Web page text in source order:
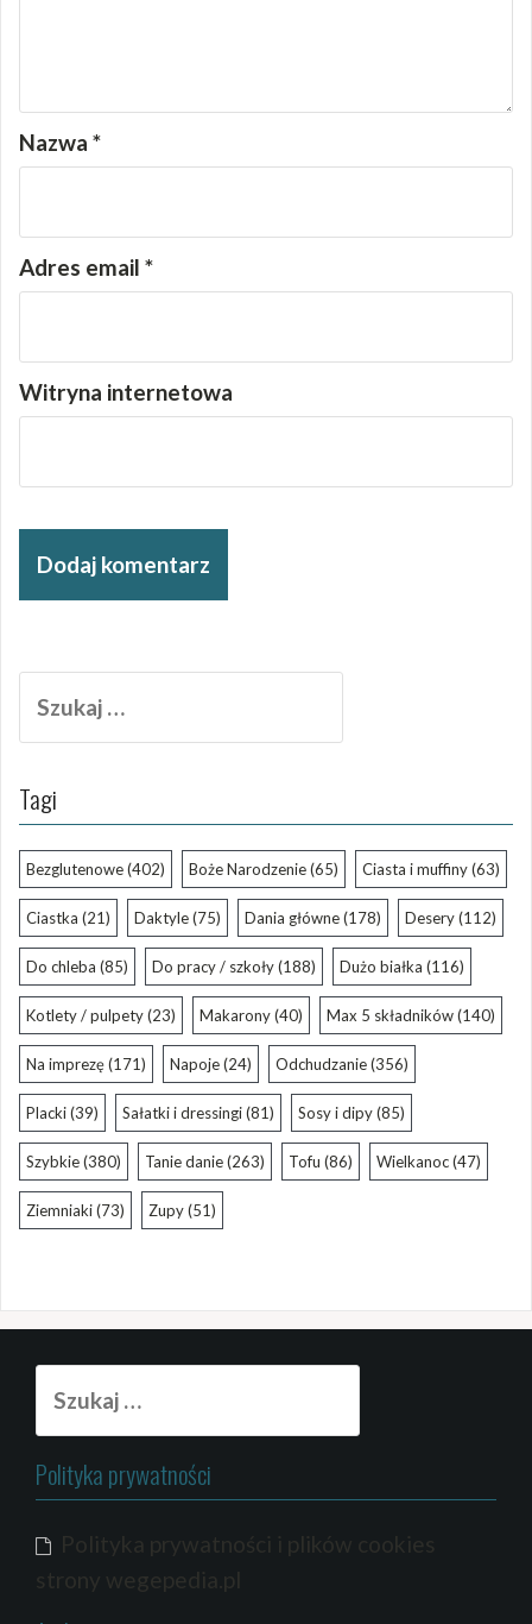
Nazwa *
Adres email *
Witryna internetowa
Tagi
Bezglutenowe(402) Boże Narodzenie(65) Ciasta i muffiny(63)
Ciastka (21) Daktyle(75) Dania główne(178) Desery(112)
Do chleba (85) Do pracy / szkoły(188) Dużo białka (116)
Kotlety / pulpety(23) Makarony(40) Max 5 składników(140)
Na imprezę(171) Napoje(24) Odchudzanie(356)
Placki(39) Sałatki i dressingi(81) Sosy i dipy(85)
Szybkie(380) Tanie danie(263) Tofu (86) Wielkanoc(47)
Ziemniaki(73) Zupy(51)
Polityka prywatności
Polityka prywatności i plików cookies
strony wegepedia.pl